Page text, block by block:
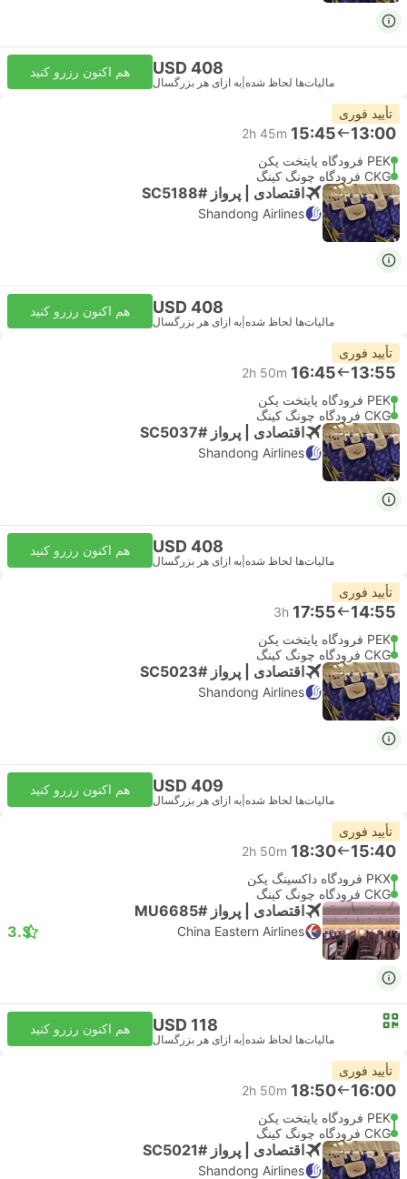
USD 408
مالیات‌ها لحاظ شده به ازای هر بزرگسال
هم اکنون رزرو کنید
تأیید فوری
13:00
15:45
2h 45m
PEK فرودگاه پایتخت پکن
CKG فرودگاه چونگ کینگ
اقتصادی | پرواز #SC5188
Shandong Airlines
USD 408
مالیات‌ها لحاظ شده به ازای هر بزرگسال
هم اکنون رزرو کنید
تأیید فوری
13:55
16:45
2h 50m
PEK فرودگاه پایتخت پکن
CKG فرودگاه چونگ کینگ
اقتصادی | پرواز #SC5037
Shandong Airlines
USD 408
مالیات‌ها لحاظ شده به ازای هر بزرگسال
هم اکنون رزرو کنید
تأیید فوری
14:55
17:55
3h
PEK فرودگاه پایتخت پکن
CKG فرودگاه چونگ کینگ
اقتصادی | پرواز #SC5023
Shandong Airlines
USD 409
مالیات‌ها لحاظ شده به ازای هر بزرگسال
هم اکنون رزرو کنید
تأیید فوری
15:40
18:30
2h 50m
PKX فرودگاه داکسینگ پکن
CKG فرودگاه چونگ کینگ
اقتصادی | پرواز #MU6685
China Eastern Airlines
3.3
USD 118
مالیات‌ها لحاظ شده به ازای هر بزرگسال
هم اکنون رزرو کنید
تأیید فوری
16:00
18:50
2h 50m
PEK فرودگاه پایتخت پکن
CKG فرودگاه چونگ کینگ
اقتصادی | پرواز #SC5021
Shandong Airlines